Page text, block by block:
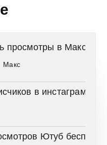
просмотры в Макс
Макс
в инстаграме
Ютуб